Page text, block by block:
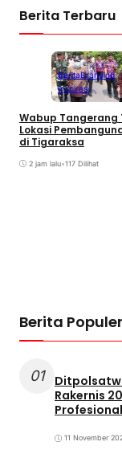
Berita Terbaru
BeritaBranding
Inspirasi
Wabup Tangerang
Lokasi
di Tigaraksa
2 jam lalu•117 Dilihat
Berita Populer
01
Rakernis
11 November